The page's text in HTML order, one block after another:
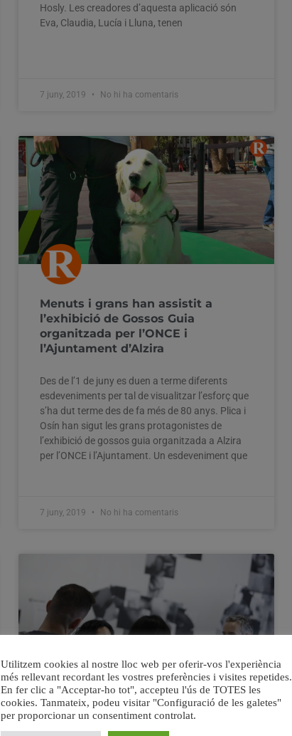
Hosly. Les creadores d’aquesta aplicació són
Eva, Claudia, Lucía i Lluna, tenen
7 juny, 2019 No hi ha comentaris
Menuts i grans han assistit a
l’exhibició de Gossos Guia
organitzada per l’ONCE i
l’Ajuntament d’Alzira
Des de l’1 de juny es duen a terme diferents
esdeveniments per tal de visualitzar l’esforç que
s’ha dut terme des de fa més de 80 anys. Plica i
Osín han sigut les grans protagonistes de
l’exhibició de gossos guia organitzada a Alzira
per l’ONCE i l’Ajuntament. Un esdeveniment que
7 juny, 2019 No hi ha comentaris
El Centre del Carme analitza la
Utilitzem cookies al nostre lloc web per oferir-vos l'experiència
més rellevant recordant les vostres preferències i visites repetides.
En fer clic a "Acceptar-ho tot", accepteu l'ús de TOTES les
cookies. Tanmateix, podeu visitar "Configuració de les galetes"
per proporcionar un consentiment controlat.